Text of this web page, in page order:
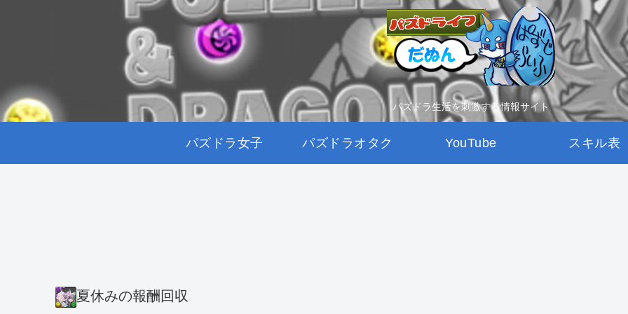
パズドラ生活を刺激する情報サイト
パズドラ女子 パズドラオタク YouTube スキル表
夏休みの報酬回収